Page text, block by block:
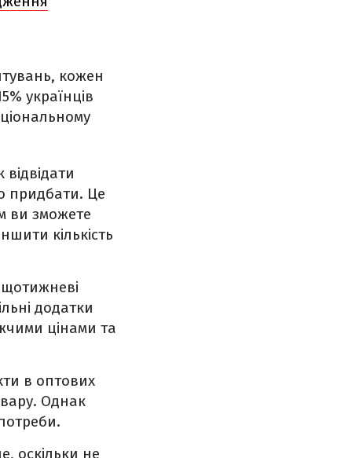
кожен
українців
придбати. Це
ви зможете
кількість
додатки
цінами та
в оптових
Однак
оскільки не